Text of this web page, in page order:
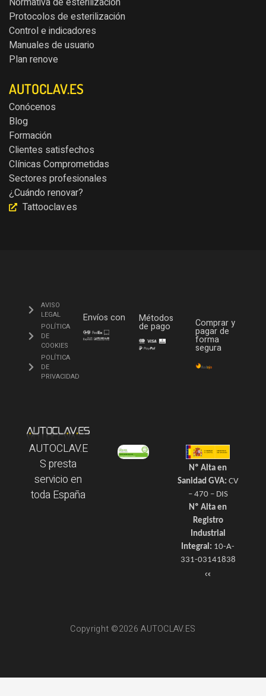
Protocolos de esterilización
Control e indicadores
Manuales de usuario
Plan renove
AUTOCLAV.ES
Conócenos
Blog
Formación
Clientes satisfechos
Clínicas Comprometidas
Sectores profesionales
¿Cuándo renovar?
Tattooclav.es
AVISO
LEGAL
POLÍTICA
DE
COOKIES
POLÍTICA
DE
PRIVACIDAD
Envíos con Métodos
de pago Comprar y
pagar de
forma
segura
AUTOCLAV.E
S presta
servicio en
toda España
Nº Alta en
Sanidad GVA: CV
– 470 – DIS
Nº Alta en
Registro
Industrial
Integral: 10-A-
331-03141838
Copyright ©2026 AUTOCLAV.ES